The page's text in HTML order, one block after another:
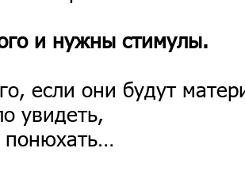
и нужны стимулы.
если они будут
увидеть,
понюхать…